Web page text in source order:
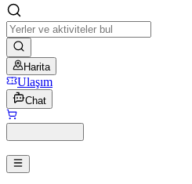
Harita
Ulaşım
Chat